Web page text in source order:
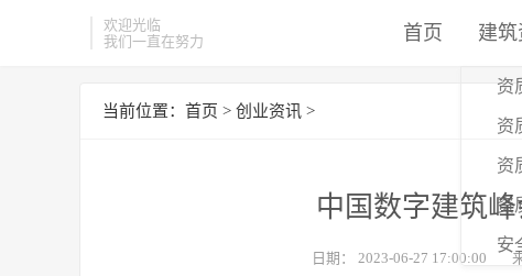
欢迎光临
我们一直在努力
首页 建筑
资
资
资
资
安
当前位置： 首页 > 创业资讯 >
中国数字建筑
日期： 2023-06-27 17:00:00